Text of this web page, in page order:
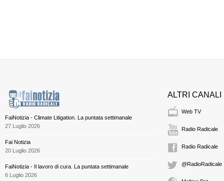
FaiNotizia - Climate Litigation. La puntata settimanale
27 Luglio 2026
Fai Notizia
20 Luglio 2026
FaiNotizia - Il lavoro di cura. La puntata settimanale
6 Luglio 2026
ALTRI CANALI
Web TV
Radio Radicale
Radio Radicale
@RadioRadicale